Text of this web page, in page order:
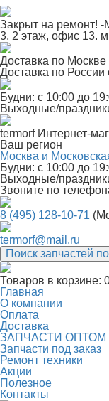
Закрыт на ремонт! -
3, 2 этаж, офис 13.
Доставка по
Доставка по России
Будни: с 10:00 до
Выходные/
termorf Интернет-
Ваш регион
Москва и
Будни: с 10:00 до
Выходные/
Звоните по
8 (495) 128-10-71
termorf@mail.ru
Поиск запчастей
Товаров в корзине:
Главная
О компании
Оплата
Доставка
ЗАПЧАСТИ ОПТОМ
Запчасти под заказ
Ремонт техники
Акции
Полезное
Контакты